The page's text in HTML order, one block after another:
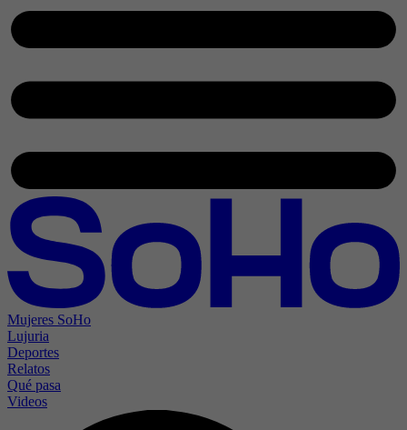
Mujeres SoHo
Lujuria
Deportes
Relatos
Qué pasa
Videos